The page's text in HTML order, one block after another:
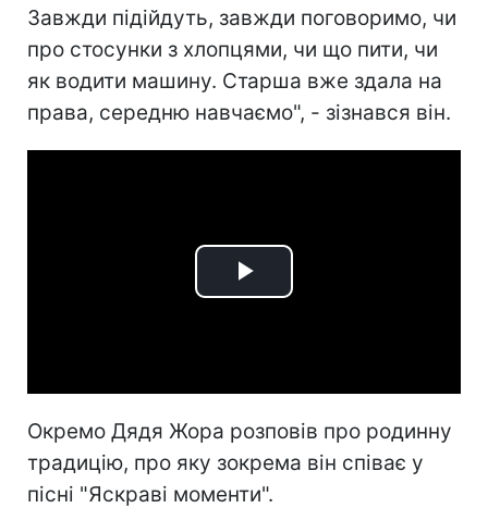
Завжди підійдуть, завжди поговоримо, чи
про стосунки з хлопцями, чи що пити, чи
як водити машину. Старша вже здала на
права, середню навчаємо", - зізнався він.
Play
Окремо Дядя Жора розповів про родинну
традицію, про яку зокрема він співає у
пісні "Яскраві моменти".